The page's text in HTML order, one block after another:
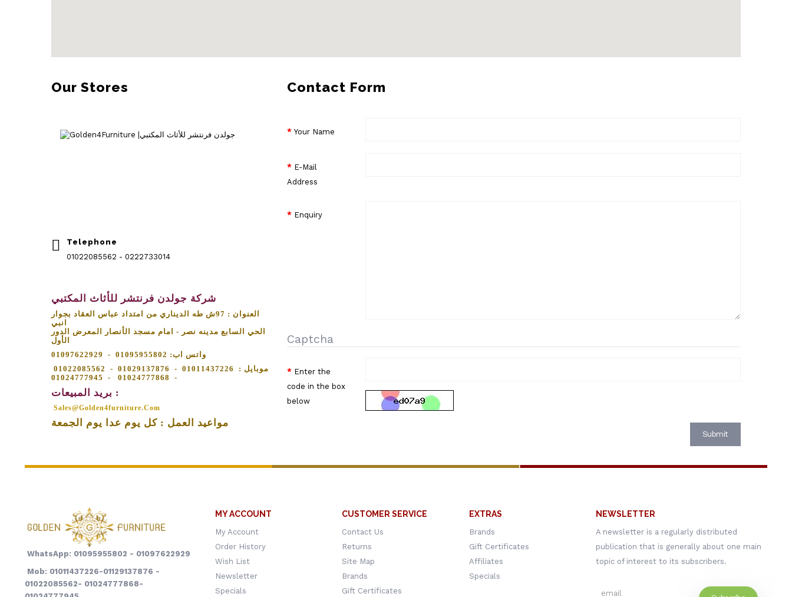
Our Stores
97ش طه الديناري من
امتداد عباس العقاد بجوار
View Google Map
Telephone
01022085562 - 0222733014
شركة جولدن فرنتشر للأثاث المكتبي
العنوان : 97ش طه الديناري من امتداد عباس العقاد بجوار
انبي
الحي السابع مدينه نصر - امام مسجد الأنصار المعرض الدور
الأول
موبايل :
- 01024777868 - 01024777945
بريد المبيعات :
Sales@golden4furniture.com
مواعيد العمل : كل يوم عدا يوم الجمعة
Contact Form
Your Name
E-Mail
Address
Enquiry
Captcha
Enter the
code in the box
below
WhatsApp: 01095955802 - 01097622929
Mob: 01011437226-01129137876 -
01022085562- 01024777868-
MY ACCOUNT
My Account
Order History
Wish List
Newsletter
Specials
CUSTOMER SERVICE
Contact Us
Returns
Site Map
Brands
Gift Certificates
EXTRAS
Brands
Gift Certificates
Affiliates
Specials
NEWSLETTER
A newsletter is a regularly distributed
publication that is generally about one main
topic of interest to its subscribers.